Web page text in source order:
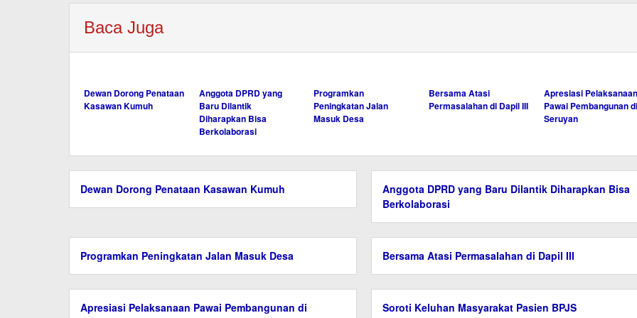
Baca Juga
Dewan Dorong Penataan
Kasawan Kumuh
Anggota DPRD yang
Baru Dilantik
Diharapkan Bisa
Berkolaborasi
Programkan
Peningkatan Jalan
Masuk Desa
Bersama Atasi
Permasalahan di Dapil III
Apresiasi Pelaksanaan
Pawai Pembangunan di
Seruyan
Dewan Dorong Penataan Kasawan Kumuh
Anggota DPRD yang Baru Dilantik Diharapkan Bisa
Berkolaborasi
Programkan Peningkatan Jalan Masuk Desa Bersama Atasi Permasalahan di Dapil III
Apresiasi Pelaksanaan Pawai Pembangunan di
Soroti Keluhan Masyarakat Pasien BPJS